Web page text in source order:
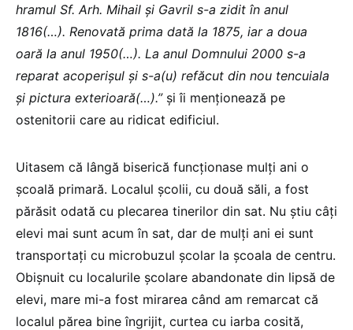
hramul Sf. Arh. Mihail și Gavril s-a zidit în anul
1816(…). Renovată prima dată la 1875, iar a doua
oară la anul 1950(…). La anul Domnului 2000 s-a
reparat acoperișul și s-a(u) refăcut din nou tencuiala
și pictura exterioară(…).” și îi menționează pe
ostenitorii care au ridicat edificiul.
Uitasem că lângă biserică funcționase mulți ani o
școală primară. Localul școlii, cu două săli, a fost
părăsit odată cu plecarea tinerilor din sat. Nu știu câți
elevi mai sunt acum în sat, dar de mulți ani ei sunt
transportați cu microbuzul școlar la școala de centru.
Obișnuit cu localurile școlare abandonate din lipsă de
elevi, mare mi-a fost mirarea când am remarcat că
localul părea bine îngrijit, curtea cu iarba cosită,